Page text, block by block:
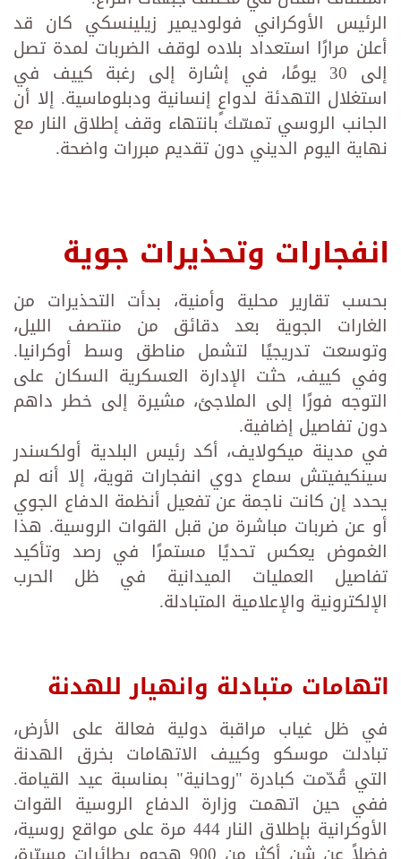
الرئيس الأوكراني فولوديمير زيلينسكي كان قد
أعلن مرارًا استعداد بلاده لوقف الضربات لمدة تصل
إلى 30 يومًا، في إشارة إلى رغبة كييف في
استغلال التهدئة لدواعٍ إنسانية ودبلوماسية. إلا أن
الجانب الروسي تمسّك بانتهاء وقف إطلاق النار مع
نهاية اليوم الديني دون تقديم مبررات واضحة.
انفجارات وتحذيرات جوية
بحسب تقارير محلية وأمنية، بدأت التحذيرات من
الغارات الجوية بعد دقائق من منتصف الليل،
وتوسعت تدريجيًا لتشمل مناطق وسط أوكرانيا.
وفي كييف، حثت الإدارة العسكرية السكان على
التوجه فورًا إلى الملاجئ، مشيرة إلى خطر داهم
دون تفاصيل إضافية.
في مدينة ميكولايف، أكد رئيس البلدية أولكسندر
سينكيفيتش سماع دوي انفجارات قوية، إلا أنه لم
يحدد إن كانت ناجمة عن تفعيل أنظمة الدفاع الجوي
أو عن ضربات مباشرة من قبل القوات الروسية. هذا
الغموض يعكس تحديًا مستمرًا في رصد وتأكيد
تفاصيل العمليات الميدانية في ظل الحرب
الإلكترونية والإعلامية المتبادلة.
اتهامات متبادلة وانهيار للهدنة
في ظل غياب مراقبة دولية فعالة على الأرض،
تبادلت موسكو وكييف الاتهامات بخرق الهدنة
التي قُدّمت كبادرة "روحانية" بمناسبة عيد القيامة.
ففي حين اتهمت وزارة الدفاع الروسية القوات
الأوكرانية بإطلاق النار 444 مرة على مواقع روسية،